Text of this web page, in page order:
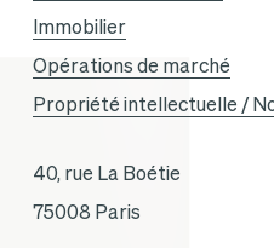
Immobilier
Opérations de marché
Propriété intellectuelle /
40, rue La Boétie
75008 Paris